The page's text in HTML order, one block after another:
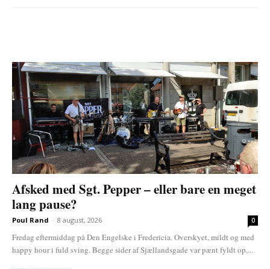
Afsked med Sgt. Pepper – eller bare en meget
lang pause?
Poul Rand - 8 august, 2026 0
Fredag eftermiddag på Den Engelske i Fredericia. Overskyet, mildt og med
happy hour i fuld sving. Begge sider af Sjællandsgade var pænt fyldt op,...